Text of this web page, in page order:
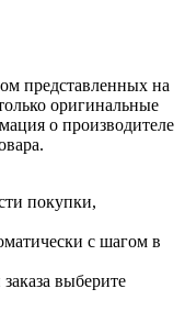
представленных на
оригинальные
о производителе
покупки,
с шагом в
выберите